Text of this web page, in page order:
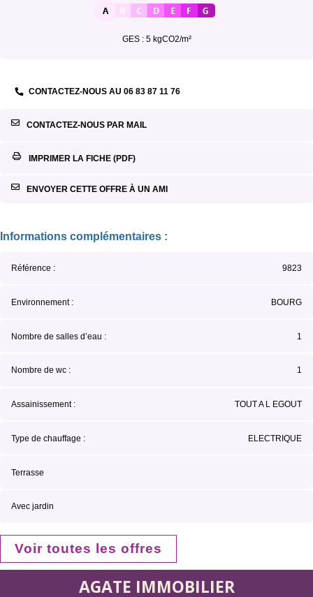
GES : 5 kgCO2/m²
CONTACTEZ-NOUS AU 06 83 87 11 76
CONTACTEZ-NOUS PAR MAIL
IMPRIMER LA FICHE (PDF)
ENVOYER CETTE OFFRE À UN AMI
Informations complémentaires :
Référence : 9823
Environnement : BOURG
Nombre de salles d’eau : 1
Nombre de wc : 1
Assainissement : TOUT A L EGOUT
Type de chauffage : ELECTRIQUE
Terrasse
Avec jardin
Voir toutes les offres
AGATE IMMOBILIER